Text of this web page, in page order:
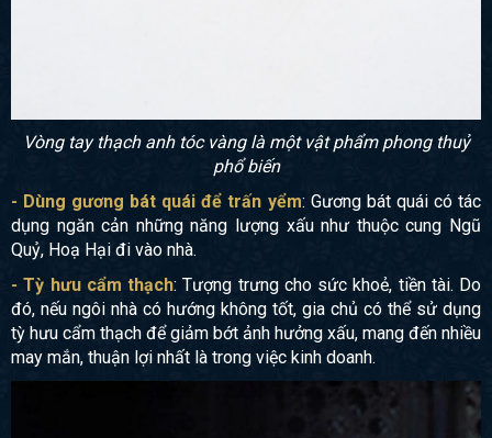
Vòng tay thạch anh tóc vàng là một vật phẩm phong thuỷ
phổ biến
- Dùng gương bát quái để trấn yểm: Gương bát quái có tác
dụng ngăn cản những năng lượng xấu như thuộc cung Ngũ
Quỷ, Hoạ Hại đi vào nhà.
- Tỳ hưu cẩm thạch: Tượng trưng cho sức khoẻ, tiền tài. Do
đó, nếu ngôi nhà có hướng không tốt, gia chủ có thể sử dụng
tỳ hưu cẩm thạch để giảm bớt ảnh hưởng xấu, mang đến nhiều
may mắn, thuận lợi nhất là trong việc kinh doanh.